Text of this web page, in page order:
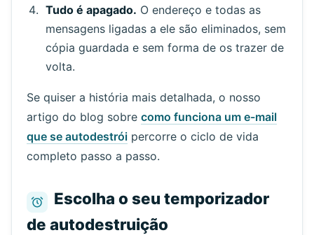
Tudo é apagado. O endereço e todas as
mensagens ligadas a ele são eliminados, sem
cópia guardada e sem forma de os trazer de
volta.
Se quiser a história mais detalhada, o nosso
artigo do blog sobre como funciona um e-mail
que se autodestróipercorre o ciclo de vida
completo passo a passo.
Escolha o seu temporizador
de autodestruição